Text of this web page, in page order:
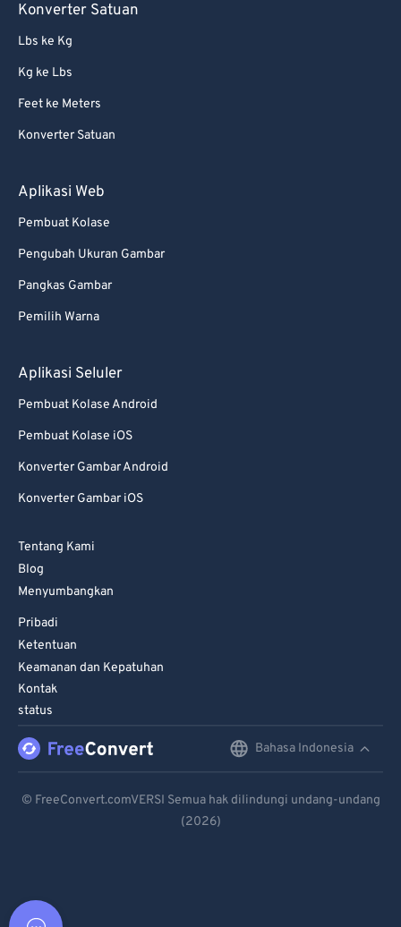
Konverter Satuan
Lbs ke Kg
Kg ke Lbs
Feet ke Meters
Konverter Satuan
Aplikasi Web
Pembuat Kolase
Pengubah Ukuran Gambar
Pangkas Gambar
Pemilih Warna
Aplikasi Seluler
Pembuat Kolase Android
Pembuat Kolase iOS
Konverter Gambar Android
Konverter Gambar iOS
Tentang Kami
Blog
Menyumbangkan
Pribadi
Ketentuan
Keamanan dan Kepatuhan
Kontak
status
Bahasa Indonesia
Español
© FreeConvert.comVERSI Semua hak dilindungi undang-undang
(2026)